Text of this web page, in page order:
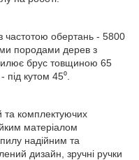
частотою обертань - 5800
породами дерев з
брус товщиною 65
кутом 45⁰.
та комплектуючих
матеріалом
надійним та
дизайн, зручні ручки